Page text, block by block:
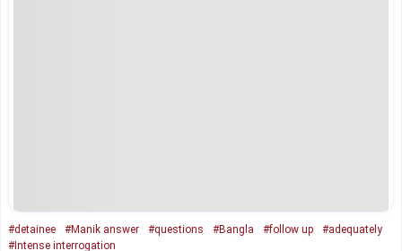
#detainee #Manik answer #questions #Bangla #follow up
#adequately
#Intense interrogation